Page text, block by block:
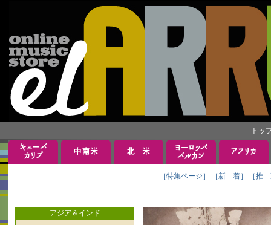
トッ
［特集ページ］ ［新 着］ ［推
アジア＆インド